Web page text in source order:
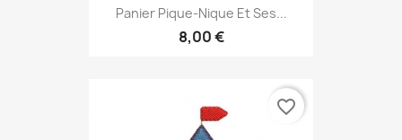
Panier Pique-Nique Et Ses...
8,00 €
favorite_border